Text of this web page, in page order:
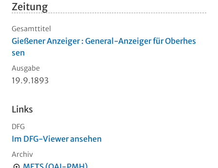
Zeitung
Gesamttitel
Gießener Anzeiger : General-Anzeiger für Oberhes
sen
Ausgabe
19.9.1893
Links
DFG
Im DFG-Viewer ansehen
Archiv